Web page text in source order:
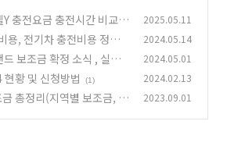
충전요금 충전시간 비교
2025.05.11
용, 전기차 충전비용 정리 2024.05.14
보조금 확정 소식 , 실구
2024.05.01
황 및 신청방법 (1) 2024.02.13
총정리(지역별 보조금, 최
2023.09.01